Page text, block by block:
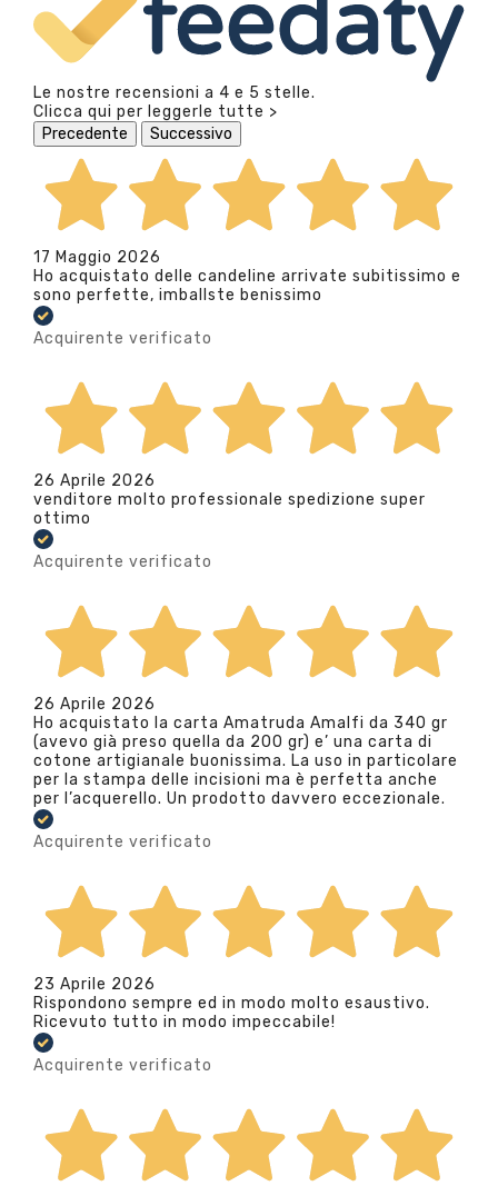
Le nostre recensioni a 4 e 5 stelle.
Clicca qui per leggerle tutte >
Precedente
Successivo
17 Maggio 2026
Ho acquistato delle candeline arrivate subitissimo e
sono perfette, imballste benissimo
Acquirente verificato
26 Aprile 2026
venditore molto professionale spedizione super
ottimo
Acquirente verificato
26 Aprile 2026
Ho acquistato la carta Amatruda Amalfi da 340 gr
(avevo già preso quella da 200 gr) e’ una carta di
cotone artigianale buonissima. La uso in particolare
per la stampa delle incisioni ma è perfetta anche
per l’acquerello. Un prodotto davvero eccezionale.
Acquirente verificato
23 Aprile 2026
Rispondono sempre ed in modo molto esaustivo.
Ricevuto tutto in modo impeccabile!
Acquirente verificato